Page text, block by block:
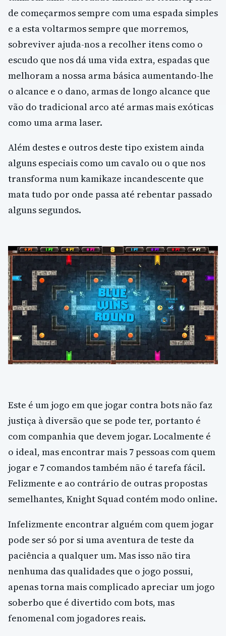
de começarmos sempre com uma espada simples
e a esta voltarmos sempre que morremos,
sobreviver ajuda-nos a recolher itens como o
escudo que nos dá uma vida extra, espadas que
melhoram a nossa arma básica aumentando-lhe
o alcance e o dano, armas de longo alcance que
vão do tradicional arco até armas mais exóticas
como uma arma laser.
Além destes e outros deste tipo existem ainda
alguns especiais como um cavalo ou o que nos
transforma num kamikaze incandescente que
mata tudo por onde passa até rebentar passado
alguns segundos.
Este é um jogo em que jogar contra bots não faz
justiça à diversão que se pode ter, portanto é
com companhia que devem jogar. Localmente é
o ideal, mas encontrar mais 7 pessoas com quem
jogar e 7 comandos também não é tarefa fácil.
Felizmente e ao contrário de outras propostas
semelhantes, Knight Squad contém modo online.
Infelizmente encontrar alguém com quem jogar
pode ser só por si uma aventura de teste da
paciência a qualquer um. Mas isso não tira
nenhuma das qualidades que o jogo possui,
apenas torna mais complicado apreciar um jogo
soberbo que é divertido com bots, mas
fenomenal com jogadores reais.